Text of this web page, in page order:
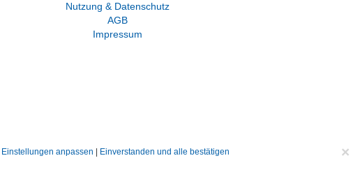
×
Einstellungen anpassen Einverstanden und alle bestätigen
Nutzung & Datenschutz
AGB
Impressum